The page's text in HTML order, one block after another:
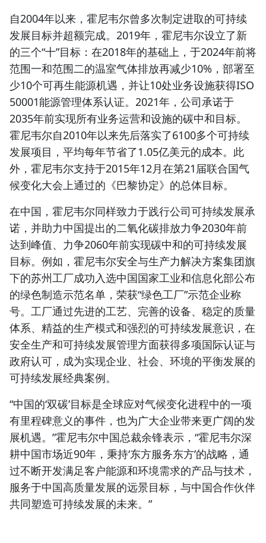
自2004年以来，霍尼韦尔曾多次制定进取的可持续
发展目标并超额完成。2019年，霍尼韦尔设立了新
的三个“十”目标：在2018年的基础上，于2024年前将
范围一和范围二的温室气体排放再减少10%，部署至
少10个可再生能源机遇，并让10处业务设施获得ISO
50001能源管理体系认证。2021年，公司承诺于
2035年前实现所有业务运营和设施的碳中和目标。
霍尼韦尔自2010年以来先后落实了6100多个可持续
发展项目，平均每年节省了1.05亿美元的成本。此
外，霍尼韦尔支持于2015年12月在第21届联合国气
候变化大会上通过的《巴黎协定》的总体目标。
在中国，霍尼韦尔同样致力于践行公司可持续发展承
诺，并助力中国提出的二氧化碳排放力争2030年前
达到峰值、力争2060年前实现碳中和的可持续发展
目标。例如，霍尼韦尔安全与生产力解决方案集团旗
下的苏州工厂成功入选中国国家工业和信息化部公布
的绿色制造示范名单，荣获“绿色工厂”示范企业称
号。工厂通过先进的工艺、完善的设备、稳定的质量
体系、精益的生产模式和强烈的可持续发展意识，在
安全生产和可持续发展管理方面获得多项国际认证与
政府认可，成为实现企业、社会、环境的平衡发展的
可持续发展经典案例。
“中国的‘双碳’目标是全球应对气候变化进程中的一项
有里程碑意义的事件，也为广大企业带来更广阔的发
展机遇。”霍尼韦尔中国总裁余锋表示，“霍尼韦尔深
耕中国市场近90年，秉持‘东方服务东方’的战略，通
过不断开发满足客户能源和环境需求的产品与技术，
服务于中国高质量发展的远景目标，与中国合作伙伴
共同塑造可持续发展的未来。”